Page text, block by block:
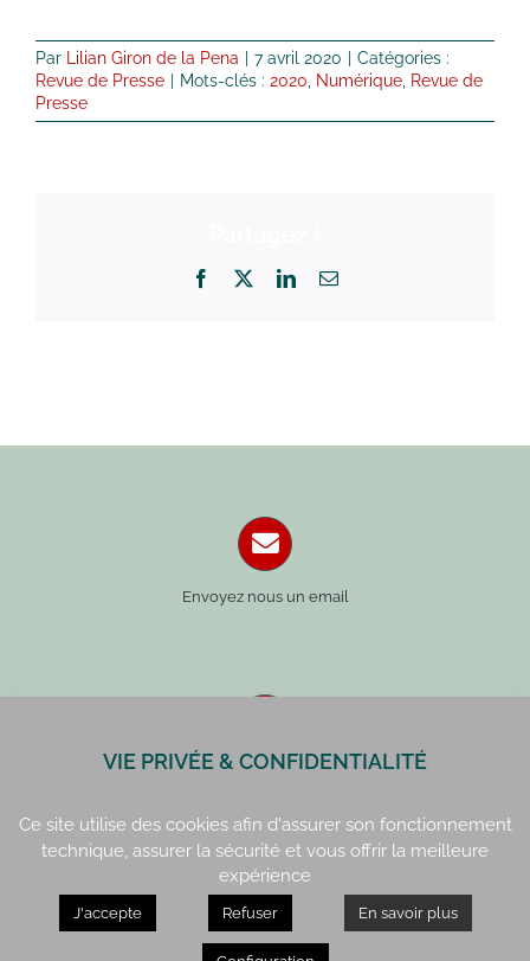
Par Lilian Giron de la Pena 7 avril 2020
Catégories :
Revue de Presse
Mots-clés : 2020 Numérique Revue de
Presse
Facebook LinkedInEmail
Envoyez nous un email
Paris : 01 42 34 14 59
Rennes : 21, quai Lamennais
VIE PRIVÉE & CONFIDENTIALITÉ
Ce site utilise des cookies afin d'assurer son fonctionnement
technique, assurer la sécurité et vous offrir la meilleure
expérience
J'accepte Refuser En savoir plus